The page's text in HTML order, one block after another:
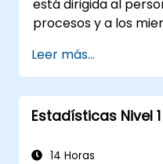
complejos.
está dirigida al
procesos y a los
prácticas de mejora
los principios Six
BPMN 2.0.
Leer más...
Estadísticas Nivel 1
14 Horas